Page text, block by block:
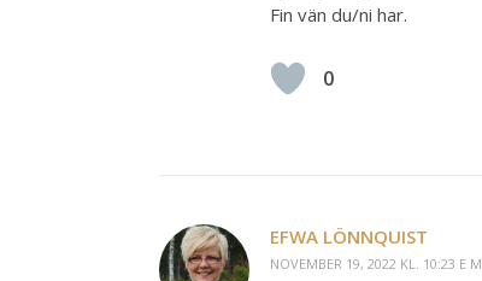
Fin vän du/ni har.
0
EFWA LÖNNQUIST
NOVEMBER 19, 2022 KL. 10:23 E M